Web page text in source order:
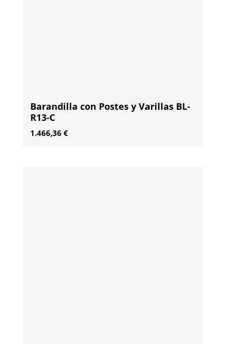
Barandilla con Postes y Varillas BL-
R13-C
1.466,36 €